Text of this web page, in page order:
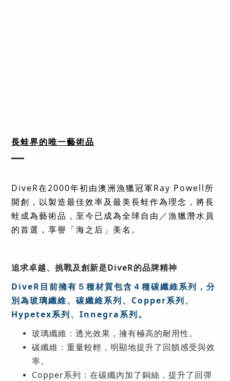
長蛙界的唯一藝術品
DiveR在2000年初由澳洲漁獵冠軍Ray Powell所
開創，以製造最佳效率及最美長蛙作為理念，將長
蛙成為藝術品，至今已成為全球自由／漁獵潛水員
的首選，享譽「海之后」美名。
追求卓越、挑戰及創新是DiveR的品牌精神
DiveR目前擁有５種材質包含４種碳纖維系列，分
別為玻璃纖維、碳纖維系列、Copper系列、
Hypetex系列、Innegra系列。
玻璃纖維：透光效果，擁有極高的耐用性。
碳纖維 ：重量較輕，明顯地提升了回饋感受與效
率。
Copper系列：在碳纖內加了銅絲，提升了回彈